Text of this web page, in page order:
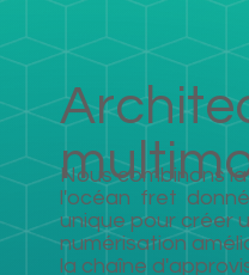
Nous combinons
l'océan fret
unique pour créer
numérisation
la chaîne